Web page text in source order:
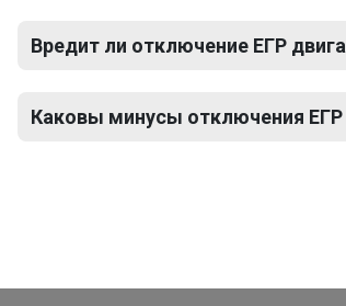
Вредит ли отключение ЕГР
Каковы минусы отключения ЕГР